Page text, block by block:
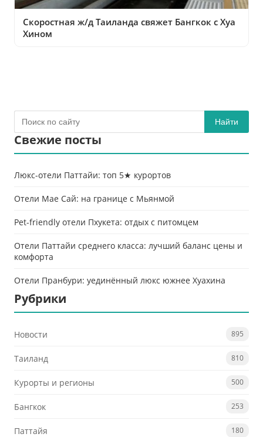
Скоростная ж/д Таиланда свяжет Бангкок с Хуа
Хином
Найти
Свежие посты
Люкс-отели Паттайи: топ 5★ курортов
Отели Мае Сай: на границе с Мьянмой
Pet-friendly отели Пхукета: отдых с питомцем
Отели Паттайи среднего класса: лучший баланс цены и
комфорта
Отели Пранбури: уединённый люкс южнее Хуахина
Рубрики
Новости 895
Таиланд 810
Курорты и регионы 500
Бангкок 253
Паттайя 180